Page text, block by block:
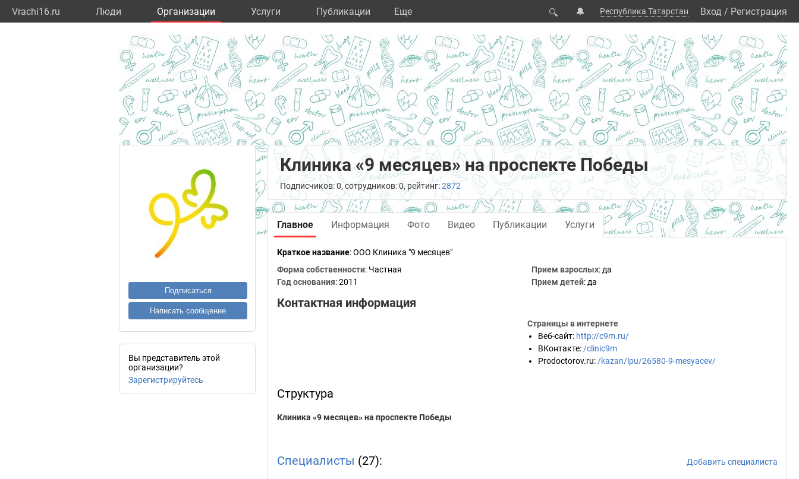
Vrachi16.ru Люди Организации Услуги Публикации Eще 🔍 🔔 Республика Татарстан Вход / Регистрация
Подписаться
Написать сообщение
Вы представитель этой
организации?
Зарегистрируйтесь
Клиника «9 месяцев» на проспекте Победы
Подписчиков: 0, сотрудников: 0, рейтинг:2872
Главное Информация Фото Видео Публикации Услуги
Краткое название:ООО Клиника "9 месяцев"
Форма собственности: Частная
Год основания:2011
Прием взрослых: да
Прием детей: да
Контактная информация
Страницы в интернете
Веб-сайт: http://c9m.ru/
ВКонтакте: /clinic9m
Prodoctorov.ru: /kazan/lpu/26580-9-mesyacev/
Структура
Клиника «9 месяцев» на проспекте Победы
Специалисты (27): Добавить специалиста